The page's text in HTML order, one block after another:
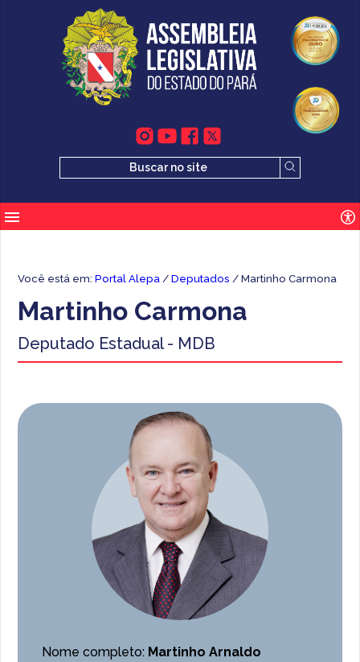
Você está em:Portal Alepa /Deputados / Martinho Carmona
Martinho Carmona
Deputado Estadual - MDB
Nome completo: Martinho Arnaldo